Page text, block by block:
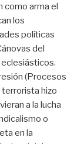
como arma el
los
políticas
del
(Procesos
terrorista hizo
a la lucha
o
en la